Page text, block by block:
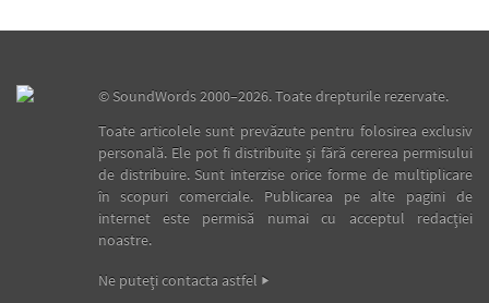
©SoundWords2000–2026. Toate drepturile rezervate.
Toate articolele sunt prevăzute pentru folosirea exclusiv
personală. Ele pot fi distribuite şi fără cererea permisului
de distribuire. Sunt interzise orice forme de multiplicare
în scopuri comerciale. Publicarea pe alte pagini de
internet este permisă numai cu acceptul redacţiei
noastre.
Ne puteţi contacta astfel